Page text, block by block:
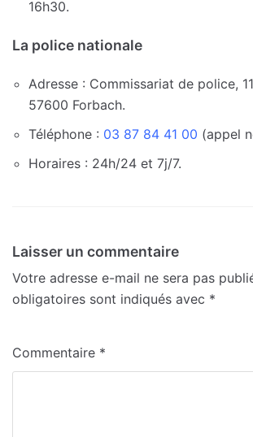
16h30.
La police nationale
Adresse : Commissariat de police,
57600 Forbach.
Téléphone : 03 87 84 41 00 (appel
Horaires : 24h/24 et 7j/7.
Laisser un commentaire
Votre adresse e-mail ne sera pas
obligatoires sont indiqués avec *
Commentaire *